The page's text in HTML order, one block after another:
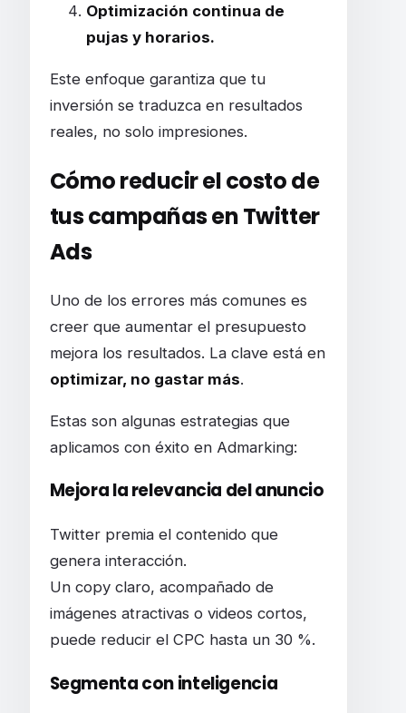
Optimización continua de
pujas y horarios.
Este enfoque garantiza que tu
inversión se traduzca en resultados
reales, no solo impresiones.
Cómo reducir el costo de
tus campañas en Twitter
Ads
Uno de los errores más comunes es
creer que aumentar el presupuesto
mejora los resultados. La clave está en
optimizar, no gastar más.
Estas son algunas estrategias que
aplicamos con éxito en Admarking:
Mejora la relevancia del anuncio
Twitter premia el contenido que
genera interacción.
Un copy claro, acompañado de
imágenes atractivas o videos cortos,
puede reducir el CPC hasta un 30 %.
Segmenta con inteligencia